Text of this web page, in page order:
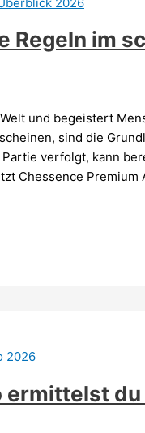
Regeln im
und begeistert
sind die
verfolgt, kann
Chessence Premium
ermittelst du